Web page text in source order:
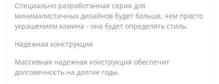
Специально разработанная серия для
минималистичных дизайнов будет больше, чем просто
украшением камина - она ​​будет определять стиль.
Надежная конструкция
Массивная надежная конструкция обеспечит
долговечность на долгие годы.